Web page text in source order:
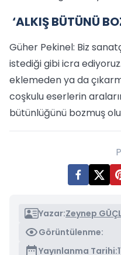
‘ALKIŞ BÜTÜNÜ
Güher Pekinel: Biz
istediği gibi icra
eklemeden ya da
coşkulu eserlerin
bütünlüğünü bozmuş
Yazar:Zeynep
Görüntülenme:
Yayınlanma Tarihi: